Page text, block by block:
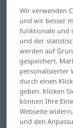
Verweis
Übersicht
(Für mehr
Wir verwenden
und wir besser
funktionale und
und der
werden auf
gespeichert.
personalisierter
durch einen
geben. Klicken
können Ihre
Webseite
und den